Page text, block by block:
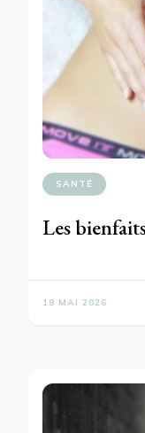
SANTÉ
Les
18 MAI 2026